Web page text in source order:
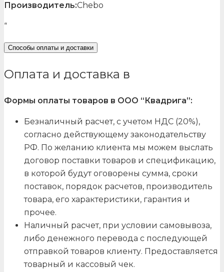
Производитель:Chebo
“
Способы оплаты и доставки
Оплата и доставка в
Формы оплаты товаров в ООО “Квадрига”:
Безналичный расчет, с учетом НДС (20%),
согласно действующему законодательству
РФ. По желанию клиента мы можем выслать
договор поставки товаров и спецификацию,
в которой будут оговорены сумма, сроки
поставок, порядок расчетов, производитель
товара, его характеристики, гарантия и
прочее.
Наличный расчет, при условии самовывоза,
либо денежного перевода с последующей
отправкой товаров клиенту. Предоставляется
товарный и кассовый чек.